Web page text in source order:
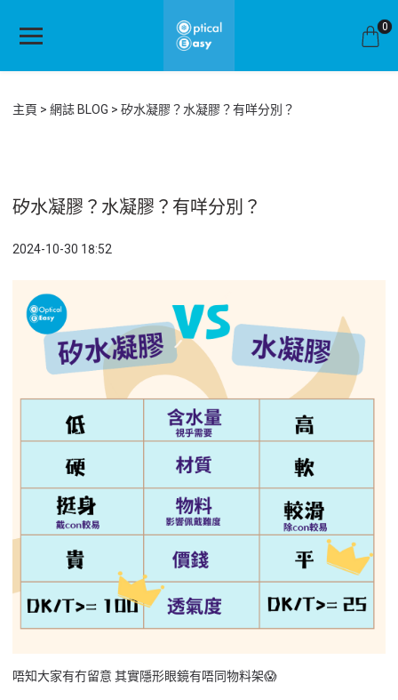
0
主頁 網誌 BLOG 矽水凝膠？水凝膠？有咩分別？
矽水凝膠？水凝膠？有咩分別？
2024-10-30 18:52
唔知大家有冇留意 其實隱形眼鏡有唔同物料架😱